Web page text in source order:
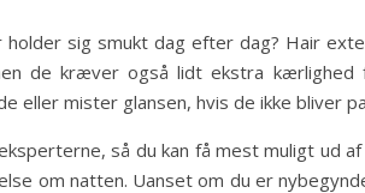
sig smukt dag efter dag? Hair
de kræver også lidt ekstra
eller mister glansen, hvis de ikke bliver
så du kan få mest muligt ud
om natten. Uanset om du er